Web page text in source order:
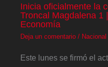
Inicia oficialmente la
Troncal Magdalena 1
Economía
Deja un comentario / Nacional
Este lunes se firmó el